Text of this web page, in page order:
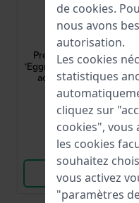
Seiko
M12A111W0
Presage - Cocktail Time
‘Eggnog’ 14 mm bracelet
acier inoxydable doré
223,00 €
● En stock
Comparer
Voir les produits
de cookies.
nous avons
autorisation.
Les cookies
statistiques
cliquez sur
cookies", vous
les cookies
souhaitez
vous activez
"paramètres